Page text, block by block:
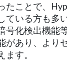
たことで、
ている方も多
号化検出機能
があり、より
す。